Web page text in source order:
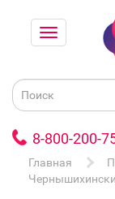
8-800-200-
Главная